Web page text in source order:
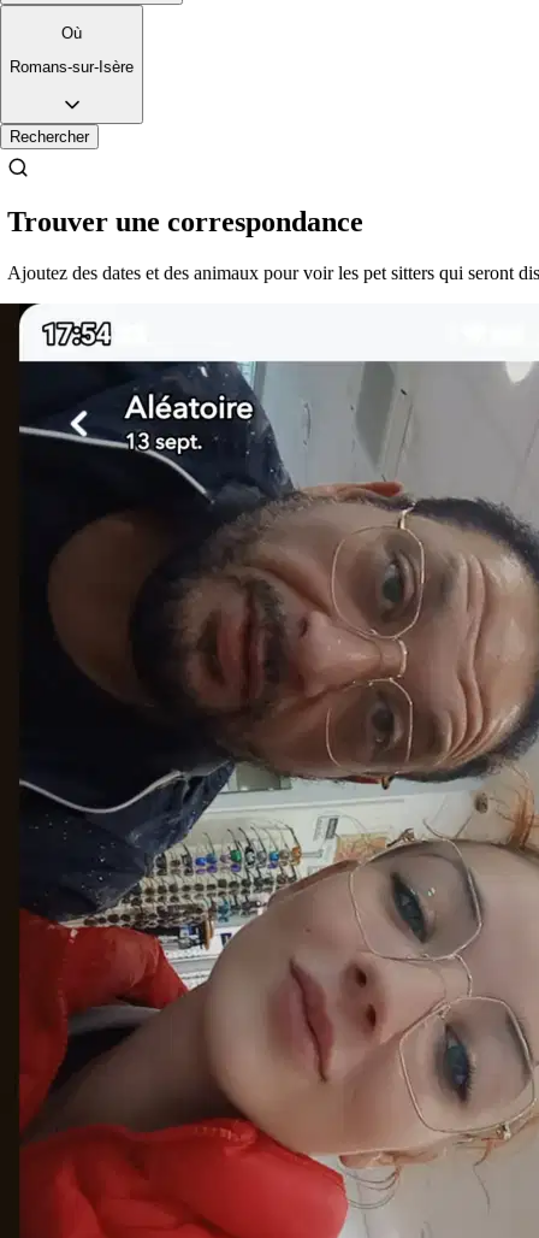
Ines
Nouveau
Romans-sur-Isère, 26100
$20de
Il est plus facile de chercher des pet sitters dans l’appli
Téléchargez l’appli Sittsy
Où
Romans-sur-Isère
Rechercher
Trouver une correspondance
Ajoutez des dates et des animaux pour voir les pet sitters qui seront